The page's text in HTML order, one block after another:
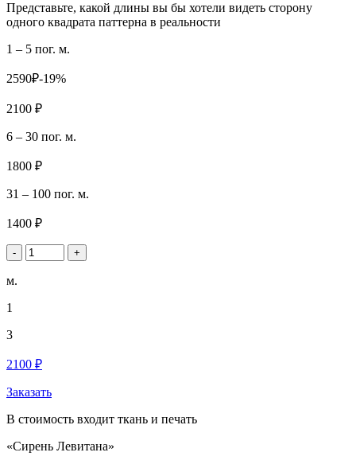
Представьте, какой длины вы бы хотели видеть сторону
одного квадрата паттерна в реальности
1 – 5 пог. м.
2590₽-19%
2100 ₽
6 – 30 пог. м.
1800 ₽
31 – 100 пог. м.
1400 ₽
- +
м.
1
3
2100 ₽
Заказать
В стоимость входит ткань и печать
«Сирень Левитана»